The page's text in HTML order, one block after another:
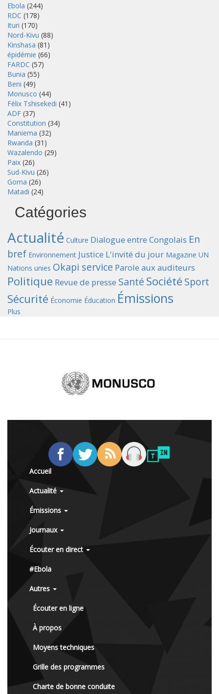
Ebola (244)
RDC (178)
Ituri (170)
Nord-Kivu (88)
Kinshasa (81)
épidémie (66)
FARDC (57)
Bunia (55)
Beni (49)
Monusco (44)
Félix Tshisekedi (41)
ADF (37)
Constitution (34)
Maniema (32)
Rwanda (31)
Wazalendo (29)
Paix (26)
Sud-Kivu (26)
Goma (26)
Matadi (24)
Catégories
Actualité Culture Dialogue entre Congolais En
bref Environnement Justice L'invité du jour Magazine UN
Nations unies Okapi service Parole aux auditeurs
Politique Revue de presse Santé Société Sport
Sécurité Économie Éducation Émissions
Plus
Accueil
Actualité
Émissions
Journaux
Écouter en direct
#Ebola
Autres
Écouter en ligne
À propos
Moyens techniques
Grille des programmes
Charte de bonne conduite